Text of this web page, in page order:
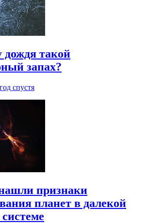
дождя такой
запах?
спустя
признаки
планет в далекой